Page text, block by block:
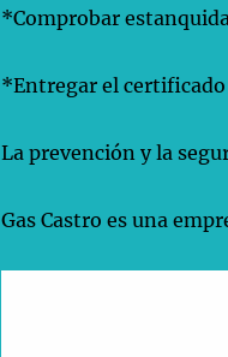
*Comprobar
*Entregar el
La prevención y la
Gas Castro es una